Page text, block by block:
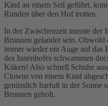
Kind an einem Seil geführt,
Runden über den Hof trotten.
In der Zwischenzeit musste
Brunnen gelandet sein.
immer wieder ein Auge auf das
des Innenhofes schwammen
Küken! Also schnell Schuhe
Clowns von einem Kind
genüsslich barfuß in der Sonne
Brunnen geholt.